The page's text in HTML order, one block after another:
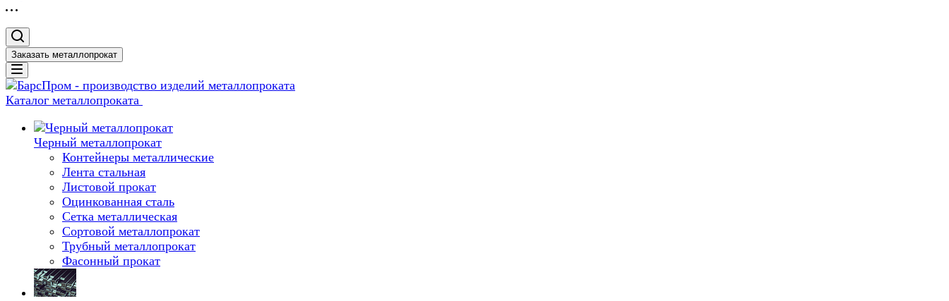
Заказать металлопрокат
Каталог металлопроката
Черный металлопрокат
Контейнеры металлические
Лента стальная
Листовой прокат
Оцинкованная сталь
Сетка металлическая
Сортовой металлопрокат
Трубный металлопрокат
Фасонный прокат